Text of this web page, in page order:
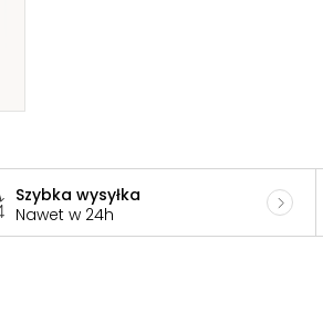
Szybka wysyłka
Nawet w 24h